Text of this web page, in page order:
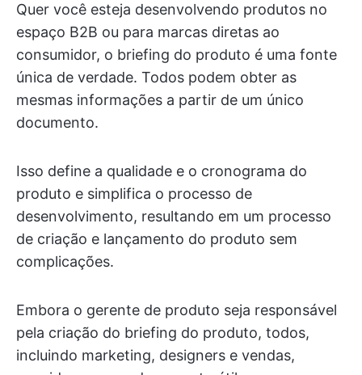
Quer você esteja desenvolvendo produtos no
espaço B2B ou para marcas diretas ao
consumidor, o briefing do produto é uma fonte
única de verdade. Todos podem obter as
mesmas informações a partir de um único
documento.
Isso define a qualidade e o cronograma do
produto e simplifica o processo de
desenvolvimento, resultando em um processo
de criação e lançamento do produto sem
complicações.
Embora o gerente de produto seja responsável
pela criação do briefing do produto, todos,
incluindo marketing, designers e vendas,